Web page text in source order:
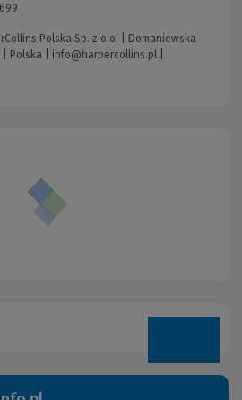
Polska Sp. z o.o. | Domaniewska
Polska | info@harpercollins.pl